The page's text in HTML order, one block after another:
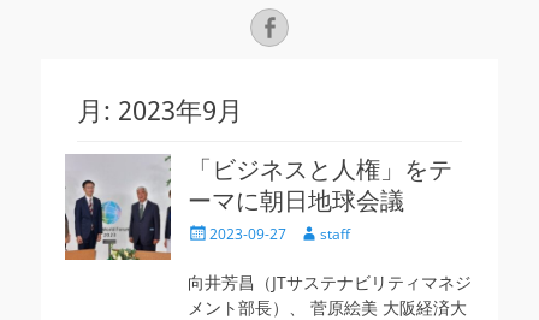
Facebook
月: 2023年9月
「ビジネスと人権」をテ
ーマに朝日地球会議
投
日
2023-09-27
投
者
staff
向井芳昌（JTサステナビリティマネジ
メント部長）、 菅原絵美 大阪経済大